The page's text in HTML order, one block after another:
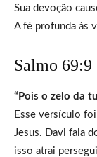
Sua devoção
A fé profunda às
Salmo 69:9
“Pois o zelo da
Esse versículo
Jesus. Davi fala
isso atrai